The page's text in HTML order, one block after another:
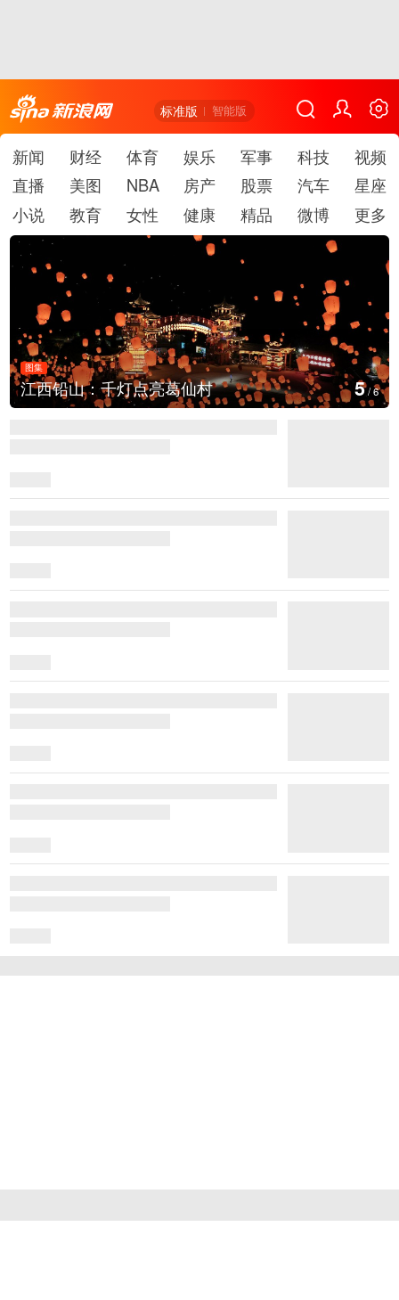
标准版 智能版
新闻 财经 体育 娱乐 军事 科技
视频
直播
美图 NBA 房产 股票 汽车
星座
小说
教育 女性 健康 精品 微博 更多
图集
江西铅山：千灯点亮葛仙村 6/6